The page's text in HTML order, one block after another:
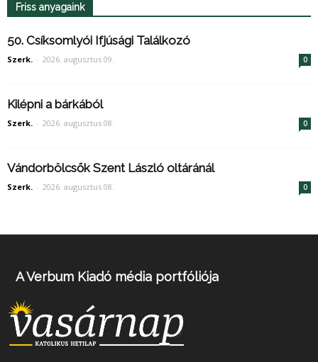
Friss anyagaink
50. Csíksomlyói Ifjúsági Találkozó
Szerk. - 2026. augusztus 09. 0
Kilépni a bárkából
Szerk. - 2026. augusztus 08. 0
Vándorbölcsők Szent László oltáránál
Szerk. - 2026. augusztus 08. 0
A Verbum Kiadó média portfóliója